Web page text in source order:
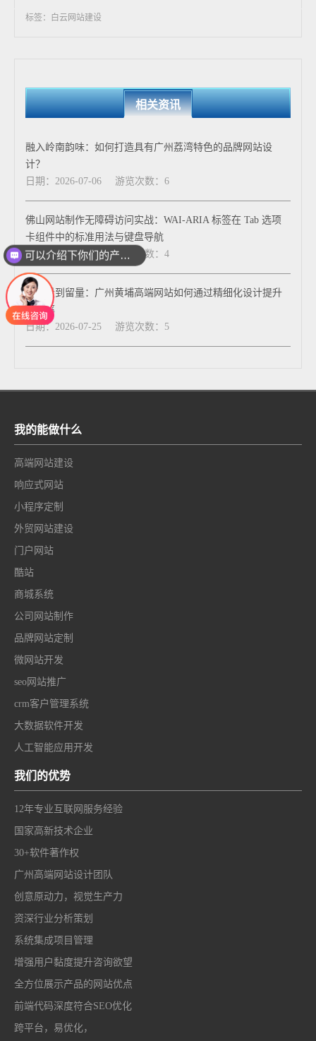
标签：白云网站建设
相关资讯
融入岭南韵味：如何打造具有广州荔湾特色的品牌网站设
计？
日期：2026-07-06
游览次数：6
佛山网站制作无障碍访问实战：WAI-ARIA 标签在 Tab 选项
卡组件中的标准用法与键盘导航
日期：2026-07-25
游览次数：4
从流量到留量：广州黄埔高端网站如何通过精细化设计提升
转化率
日期：2026-07-25
游览次数：5
我的能做什么
高端网站建设
响应式网站
小程序定制
外贸网站建设
门户网站
酷站
商城系统
公司网站制作
品牌网站定制
微网站开发
seo网站推广
crm客户管理系统
大数据软件开发
人工智能应用开发
我们的优势
12年专业互联网服务经验
国家高新技术企业
30+软件著作权
广州高端网站设计团队
创意原动力，视觉生产力
资深行业分析策划
系统集成项目管理
增强用户黏度提升咨询欲望
全方位展示产品的网站优点
前端代码深度符合SEO优化
跨平台，易优化，
可以介绍下你们的产品么